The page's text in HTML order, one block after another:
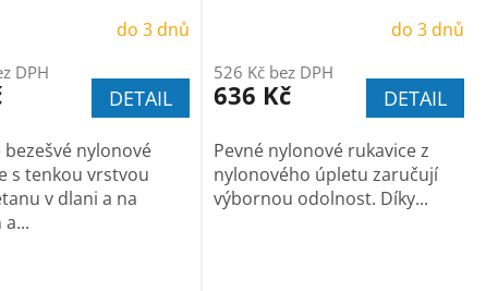
do 3 dnů
DPH
DETAIL
bezešvé nylonové
s tenkou vrstvou
v dlani a na
do 3 dnů
526 Kč bez DPH
636 Kč DETAIL
Pevné nylonové rukavice z
nylonového úpletu zaručují
výbornou odolnost. Díky...